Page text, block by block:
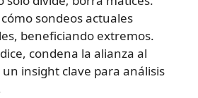
sondeos actuales
beneficiando extremos.
condena la alianza al
insight clave para análisis